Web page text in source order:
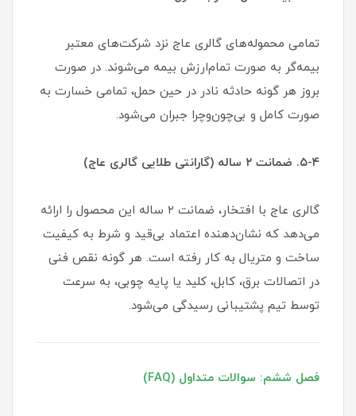
تمامی محموله‌های گالری عاج نزد شرکت‌های معتبر
بیمه‌گر به صورت تمام‌ارزش بیمه می‌شوند. در صورت
بروز هر گونه حادثه نادر در حین حمل، تمامی خسارت به
صورت کامل و بی‌چون‌وچرا جبران می‌شود.
۵-۴. ضمانت ۲ ساله (گارانتی طلایی گالری عاج)
گالری عاج با افتخار، ضمانت ۲ ساله این محصول را ارائه
می‌دهد که نشان‌دهنده اعتماد بی‌قید و شرط به کیفیت
ساخت و متریال به کار رفته است. هر گونه نقص فنی
در اتصالات برق، کابل، کلید یا پایه چوبی، به سرعت
توسط تیم پشتیبانی رسیدگی می‌شود.
فصل ششم: سوالات متداول (FAQ)